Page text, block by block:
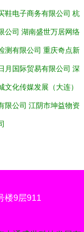
鞋电子商务有限公司 杭
公司 湖南盛世万居网络
测有限公司 重庆奇点新
月国际贸易有限公司 深
文化传媒发展（大连）
限公司 江阴市坤益物资
楼9层911